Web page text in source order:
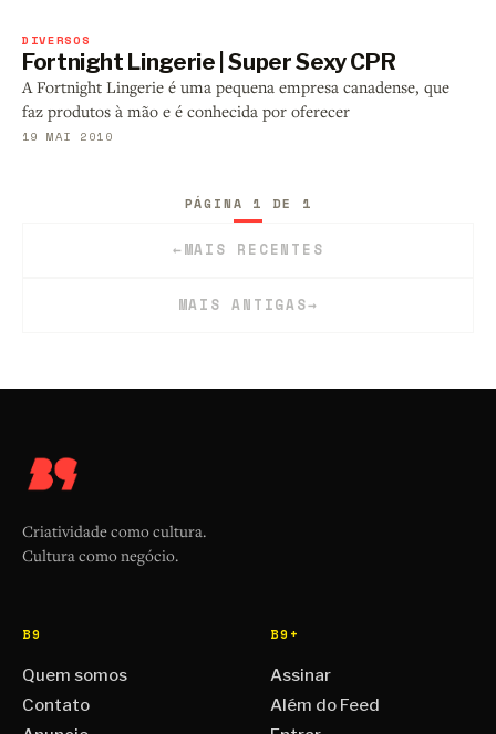
DIVERSOS
Fortnight Lingerie | Super Sexy CPR
A Fortnight Lingerie é uma pequena empresa canadense, que
faz produtos à mão e é conhecida por oferecer
19 MAI 2010
←MAIS RECENTES
PÁGINA 1 DE 1
MAIS ANTIGAS→
Criatividade como cultura.
Cultura como negócio.
B9
Quem somos
Contato
B9+
Assinar
Além do Feed